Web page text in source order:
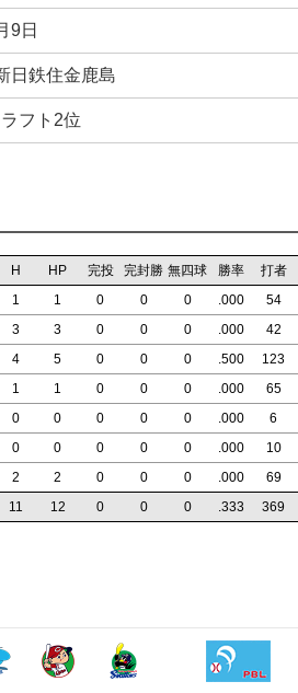
9日
日鉄住金鹿島
フト2位
H HP 完投 完封勝 無四球 勝率 打者
1 1 0 0 0 .000 54
3 3 0 0 0 .000 42
4 5 0 0 0 .500 123
1 1 0 0 0 .000 65
0 0 0 0 0 .000 6
0 0 0 0 0 .000 10
2 2 0 0 0 .000 69
11 12 0 0 0 .333 369